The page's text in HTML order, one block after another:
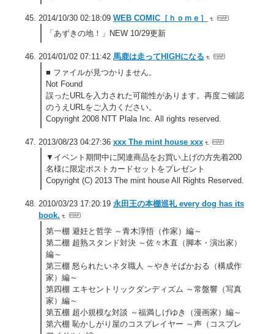
2014/10/30 02:18:09 WEB COMIC［ｈｏｍｅ］
「あずきの地！」NEW 10/29更新
2014/01/02 07:11:42 馬鹿は走ってHIGHになる
■ ファイルが見つかりません。
Not Found
誤ったURLを入力された可能性があります。再度ご確認
のうえURLをご入力ください。
Copyright 2008 NTT Plala Inc. All rights reserved.
2013/08/23 04:27:36 xxx The mint house xxx
▼イベント期間中に関連商品をお買い上げの方先着200
名様に限定ポストカードセットをプレゼント
Copyright (C) 2013 The mint house All Rights Reserved.
2010/03/23 17:20:19 永田王の本棚巡礼 every dog has its
book.
第一棚 避妊と哲学 ～青木淳悟（作家）編～
第二棚 超熟スタンド対決 ～佐々木直（脚本・演出家）
編～
第三棚 怒られたいネタ職人 ～やきそばかおる（構成作
家）編～
第四棚 エキセントリックダンディズム ～常盤響（写真
家）編～
第五棚 超小規模な対談 ～福満しげゆき（漫画家）編～
第六棚 恥かしがり屋のコスプレイヤー ～声（コスプレ